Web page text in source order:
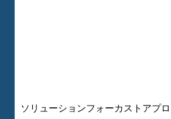
ソリューションフォーカストアプロ